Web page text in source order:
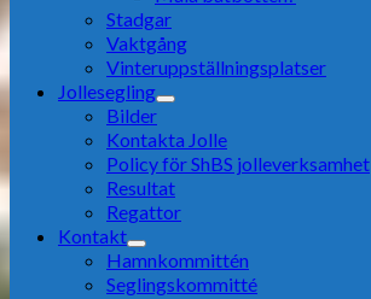
Stadgar
Vaktgång
Vinteruppställningsplatser
Jollesegling
Bilder
Kontakta Jolle
Policy för ShBS jolleverksamhet
Resultat
Regattor
Kontakt
Hamnkommittén
Seglingskommitté